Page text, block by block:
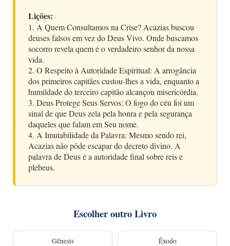
Lições:
1. A Quem Consultamos na Crise? Acazias buscou
deuses falsos em vez do Deus Vivo. Onde buscamos
socorro revela quem é o verdadeiro senhor da nossa
vida.
2. O Respeito à Autoridade Espiritual: A arrogância
dos primeiros capitães custou-lhes a vida, enquanto a
humildade do terceiro capitão alcançou misericórdia.
3. Deus Protege Seus Servos: O fogo do céu foi um
sinal de que Deus zela pela honra e pela segurança
daqueles que falam em Seu nome.
4. A Imutabilidade da Palavra: Mesmo sendo rei,
Acazias não pôde escapar do decreto divino. A
palavra de Deus é a autoridade final sobre reis e
plebeus.
Escolher outro Livro
Gênesis Êxodo